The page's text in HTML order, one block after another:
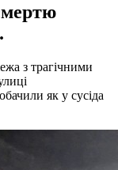
з трагічними
як у сусіда